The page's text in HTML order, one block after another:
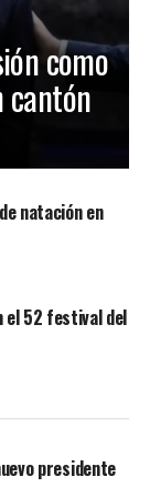
Ibagué en el
como
la
su
del baile
y
como
cantón
natación en
el 52 festival del
presidente